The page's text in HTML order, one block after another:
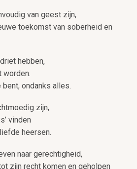
van geest zijn,
toekomst van soberheid en
hebben,
worden.
ondanks alles.
zijn,
vinden
heersen.
naar gerechtigheid,
zijn recht komen en geholpen